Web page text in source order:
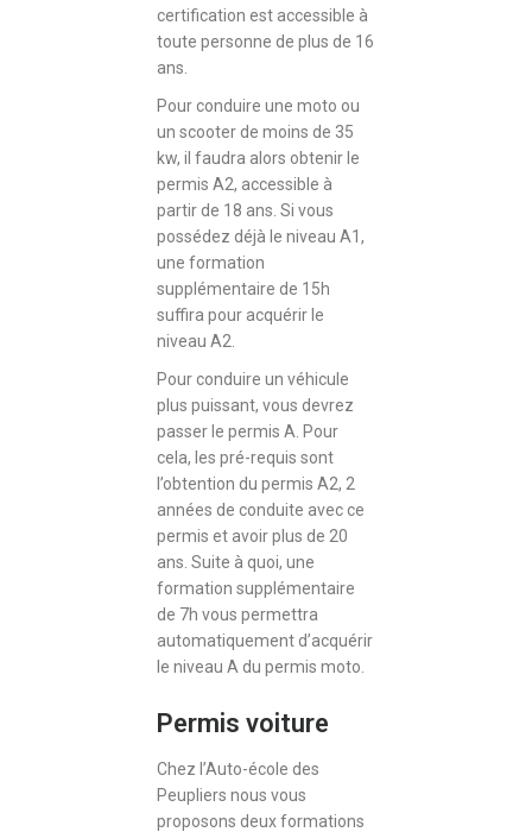
certification est accessible à
toute personne de plus de 16
ans.
Pour conduire une moto ou
un scooter de moins de 35
kw, il faudra alors obtenir le
permis A2, accessible à
partir de 18 ans. Si vous
possédez déjà le niveau A1,
une formation
supplémentaire de 15h
suffira pour acquérir le
niveau A2.
Pour conduire un véhicule
plus puissant, vous devrez
passer le permis A. Pour
cela, les pré-requis sont
l’obtention du permis A2, 2
années de conduite avec ce
permis et avoir plus de 20
ans. Suite à quoi, une
formation supplémentaire
de 7h vous permettra
automatiquement d’acquérir
le niveau A du permis moto.
Permis voiture
Chez l’Auto-école des
Peupliers nous vous
proposons deux formations